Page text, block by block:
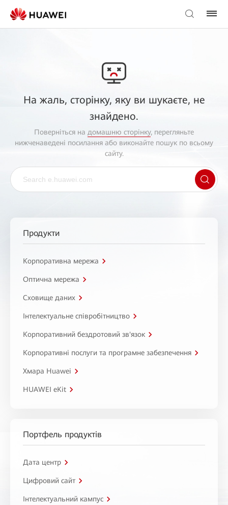
На жаль, сторінку, яку ви шукаєте, не
знайдено.
Поверніться на домашню сторінку, перегляньте
нижченаведені посилання або виконайте пошук по всьому
сайту.
Продукти
Корпоративна мережа
Оптична мережа
Сховище даних
Інтелектуальне співробітництво
Корпоративний бездротовий зв'язок
Корпоративні послуги та програмне забезпечення
Хмара Huawei
HUAWEI eKit
Портфель продуктів
Дата центр
Цифровий сайт
Інтелектуальний кампус